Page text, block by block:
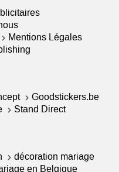
Mentions Légales
Goodstickers.be
Stand Direct
décoration mariage
en Belgique